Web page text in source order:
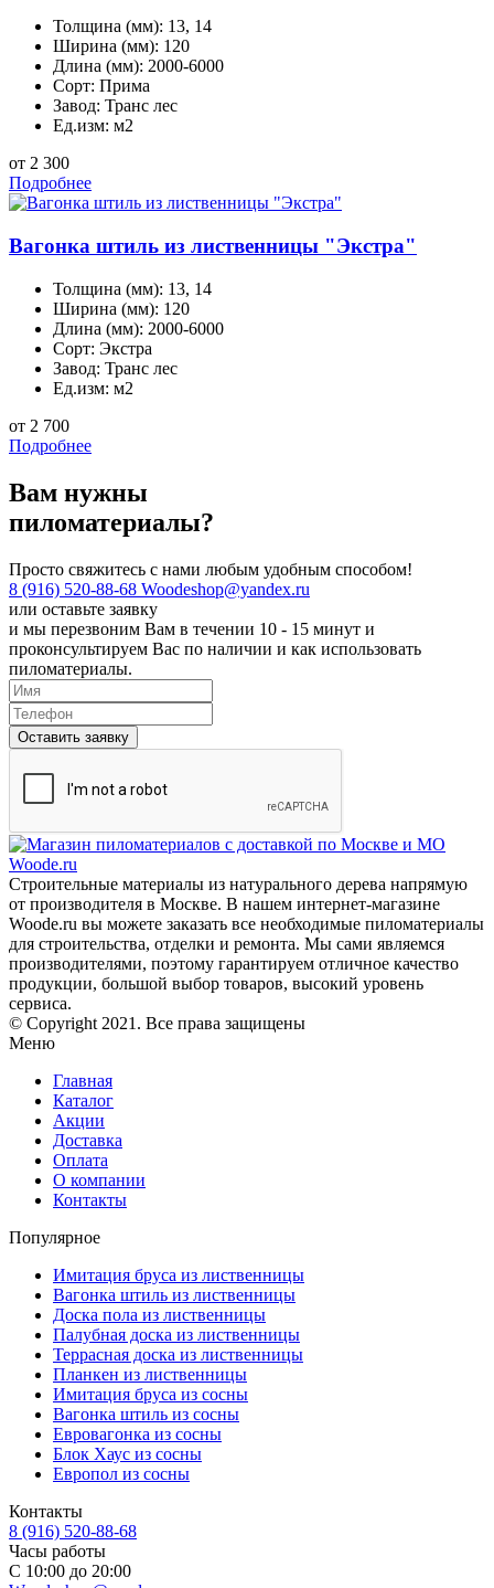
Толщина (мм): 13, 14
Ширина (мм): 120
Длина (мм): 2000-6000
Сорт: Прима
Завод: Транс лес
Ед.изм: м2
от 2 300
Подробнее
Вагонка штиль из лиственницы "Экстра"
Толщина (мм): 13, 14
Ширина (мм): 120
Длина (мм): 2000-6000
Сорт: Экстра
Завод: Транс лес
Ед.изм: м2
от 2 700
Подробнее
Вам нужны
пиломатериалы?
Просто свяжитесь с нами любым удобным способом!
8 (916) 520-88-68 Woodeshop@yandex.ru
или оставьте заявку
и мы перезвоним Вам в течении 10 - 15 минут и
проконсультируем Вас по наличии и как использовать
пиломатериалы.
Оставить заявку
Строительные материалы из натурального дерева напрямую
от производителя в Москве. В нашем интернет-магазине
Woode.ru вы можете заказать все необходимые пиломатериалы
для строительства, отделки и ремонта. Мы сами являемся
производителями, поэтому гарантируем отличное качество
продукции, большой выбор товаров, высокий уровень
сервиса.
© Copyright 2021. Все права защищены
Меню
Главная
Каталог
Акции
Доставка
Оплата
О компании
Контакты
Популярное
Имитация бруса из лиственницы
Вагонка штиль из лиственницы
Доска пола из лиственницы
Палубная доска из лиственницы
Террасная доска из лиственницы
Планкен из лиственницы
Имитация бруса из сосны
Вагонка штиль из сосны
Евровагонка из сосны
Блок Хаус из сосны
Европол из сосны
Контакты
8 (916) 520-88-68
Часы работы
С 10:00 до 20:00